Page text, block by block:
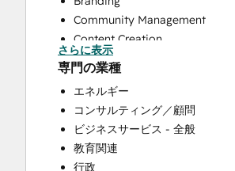
Community Management
Content Creation
Conversational Marketing
CRM Implementation
CRM Migration
Custom API Integrations
Customer Marketing
Email Marketing
さらに表示
専門の業種
エネルギー
コンサルティング／顧問
ビジネスサービス - 全般
教育関連
行政